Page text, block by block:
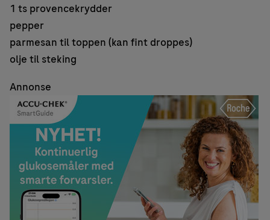
1 ts provencekrydder
pepper
parmesan til toppen (kan fint droppes)
olje til steking
Annonse